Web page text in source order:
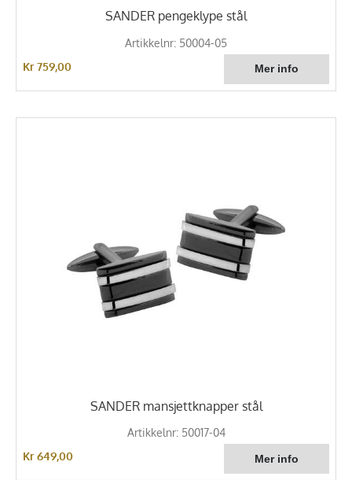
SANDER pengeklype stål
Artikkelnr: 50004-05
Kr 759,00
SANDER mansjettknapper stål
Artikkelnr: 50017-04
Kr 649,00